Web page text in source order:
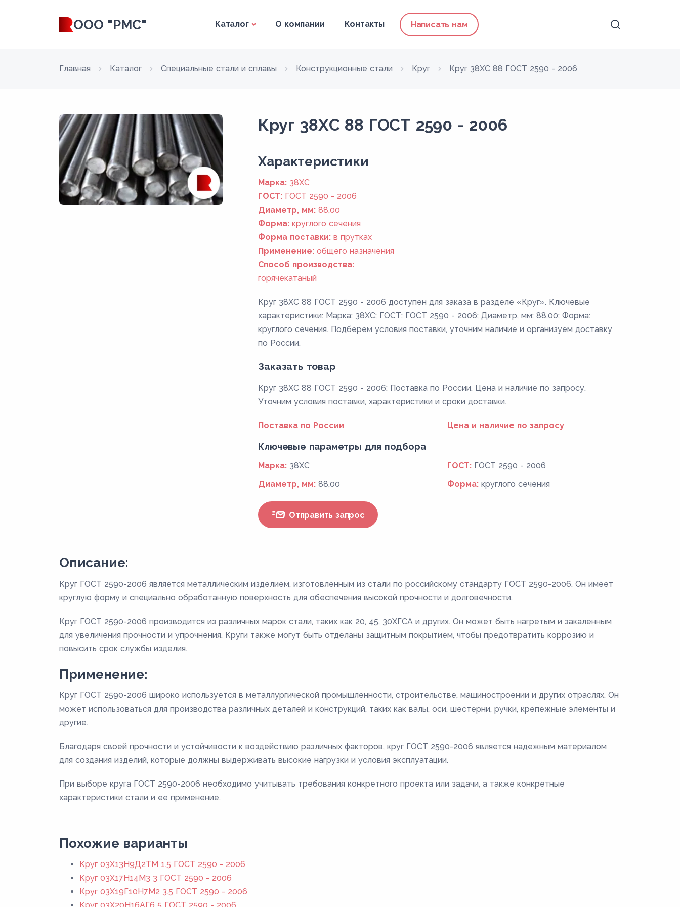
ООО "РМС" Каталог О компании Контакты Написать нам
Главная Каталог Специальные стали и сплавы Конструкционные стали Круг Круг 38ХС 88 ГОСТ 2590 - 2006
Круг 38ХС 88 ГОСТ 2590 - 2006
Xарактеристики
Марка: 38ХС
ГОСТ: ГОСТ 2590 - 2006
Диаметр, мм: 88,00
Форма: круглого сечения
Форма поставки: в прутках
Применение: общего назначения
Способ производства:
горячекатаный
Круг 38ХС 88 ГОСТ 2590 - 2006 доступен для заказа в разделе «Круг». Ключевые
характеристики: Марка: 38ХС; ГОСТ: ГОСТ 2590 - 2006; Диаметр, мм: 88,00; Форма:
круглого сечения. Подберем условия поставки, уточним наличие и организуем доставку
по России.
Заказать товар
Круг 38ХС 88 ГОСТ 2590 - 2006: Поставка по России. Цена и наличие по запросу.
Уточним условия поставки, характеристики и сроки доставки.
Поставка по России Цена и наличие по запросу
Ключевые параметры для подбора
Марка: 38ХС ГОСТ: ГОСТ 2590 - 2006
Диаметр, мм: 88,00 Форма: круглого сечения
Отправить запрос
Описание:
Круг ГОСТ 2590-2006 является металлическим изделием, изготовленным из стали по российскому стандарту ГОСТ 2590-2006. Он имеет
круглую форму и специально обработанную поверхность для обеспечения высокой прочности и долговечности.
Круг ГОСТ 2590-2006 производится из различных марок стали, таких как 20, 45, 30ХГСА и других. Он может быть нагретым и закаленным
для увеличения прочности и упрочнения. Круги также могут быть отделаны защитным покрытием, чтобы предотвратить коррозию и
повысить срок службы изделия.
Применение:
Круг ГОСТ 2590-2006 широко используется в металлургической промышленности, строительстве, машиностроении и других отраслях. Он
может использоваться для производства различных деталей и конструкций, таких как валы, оси, шестерни, ручки, крепежные элементы и
другие.
Благодаря своей прочности и устойчивости к воздействию различных факторов, круг ГОСТ 2590-2006 является надежным материалом
для создания изделий, которые должны выдерживать высокие нагрузки и условия эксплуатации.
При выборе круга ГОСТ 2590-2006 необходимо учитывать требования конкретного проекта или задачи, а также конкретные
характеристики стали и ее применение.
Похожие варианты
Круг 03Х13Н9Д2ТМ 1.5 ГОСТ 2590 - 2006
Круг 03Х17Н14М3 3 ГОСТ 2590 - 2006
Круг 03Х19Г10Н7М2 3.5 ГОСТ 2590 - 2006